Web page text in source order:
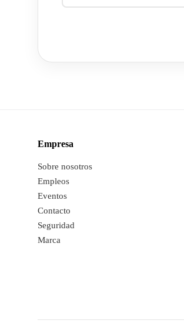
Empresa
Sobre nosotros
Empleos
Eventos
Contacto
Seguridad
Marca